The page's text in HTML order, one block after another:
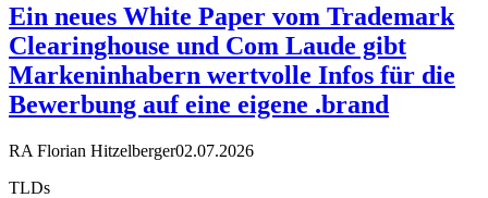
Ein neues White Paper vom Trademark
Clearinghouse und Com Laude gibt
Markeninhabern wertvolle Infos für die
Bewerbung auf eine eigene .brand
RA Florian Hitzelberger02.07.2026
TLDs